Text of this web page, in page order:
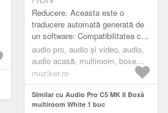
Reducere. Aceasta este o
traducere automată generată de
un software: Compatibilitatea cu
mai multe camere în trei căi
asigură că C5 MKII funcționează
acum cu...
audio pro, audio și video, audio,
audio acasă, multiroom, boxe
multiroom, white
muziker.ro
Similar cu Audio Pro C5 MK II Boxă
multiroom White 1 buc